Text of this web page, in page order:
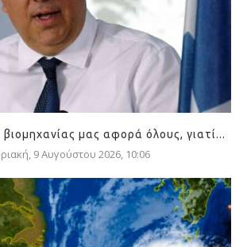
μας αφορά όλους, γιατί...
9 Αυγούστου 2026, 10:06